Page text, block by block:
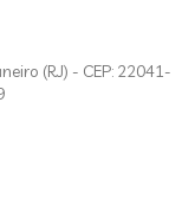
(RJ) - CEP: 22041-